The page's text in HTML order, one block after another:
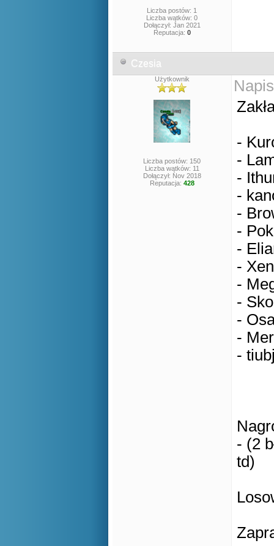
Liczba postów: 1
Liczba wątków: 0
Dołączył: Jan 2021
Reputacja: 0
Czesia
Użytkownik
Liczba postów: 150
Liczba wątków: 11
Dołączył: Nov 2018
Reputacja: 428
-
-
-
-
-
-
-
-
-
-
-
-
-
- (2
td)